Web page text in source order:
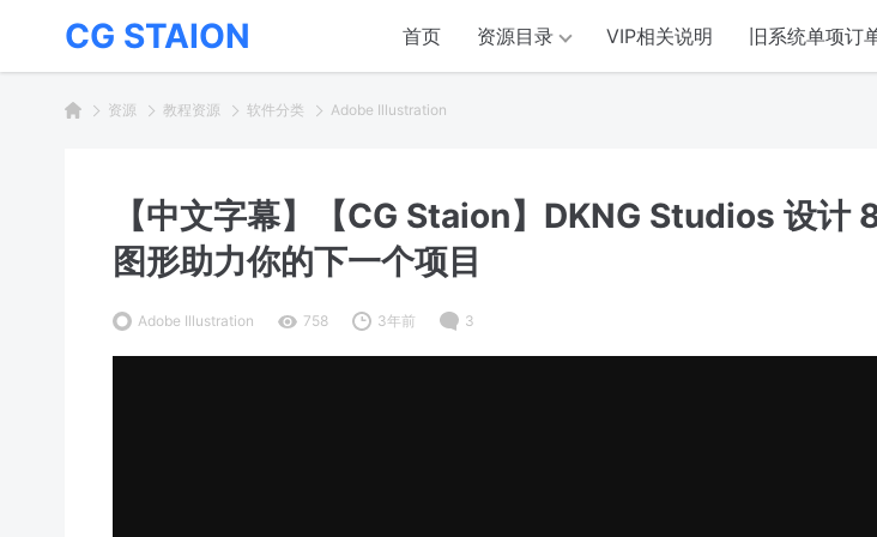
CG STAION 首页 资源目录 VIP相关说明 旧系统单项订
资源 教程资源 软件分类 Adobe Illustration
【中文字幕】【CG Staion】DKNG Studios 设计
图形助力你的下一个项目
Adobe Illustration 758 3年前 3